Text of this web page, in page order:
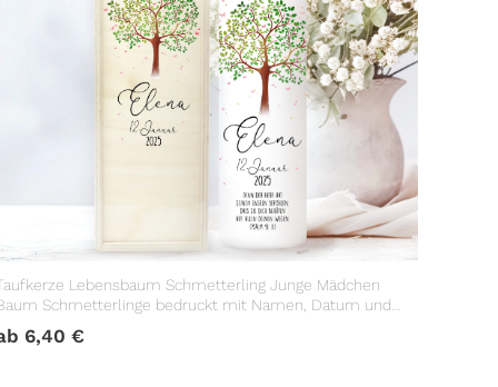
Lebensbaum Schmetterling Junge Mädchen
Schmetterlinge bedruckt mit Namen, Datum und
Taufspruch
6,40 €